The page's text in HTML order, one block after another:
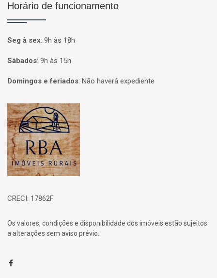
Horário de funcionamento
Seg à sex: 9h às 18h
Sábados: 9h às 15h
Domingos e feriados: Não haverá expediente
Página inicial
CRECI: 17862F
Os valores, condições e disponibilidade dos imóveis estão sujeitos
a alterações sem aviso prévio.
Facebook